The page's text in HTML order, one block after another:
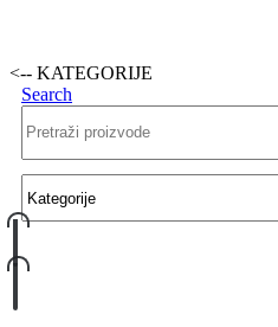
<-- KATEGORIJE
Search